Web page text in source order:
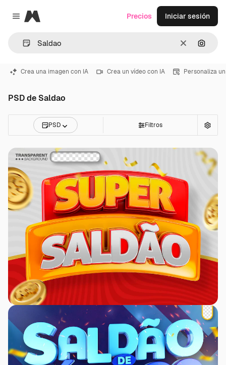
Close menu
Magnific
Borrar
Precios Iniciar sesión
Crea una imagen con IA Crea un vídeo con IA Personaliza
PSD de Saldao
PSD Filtros